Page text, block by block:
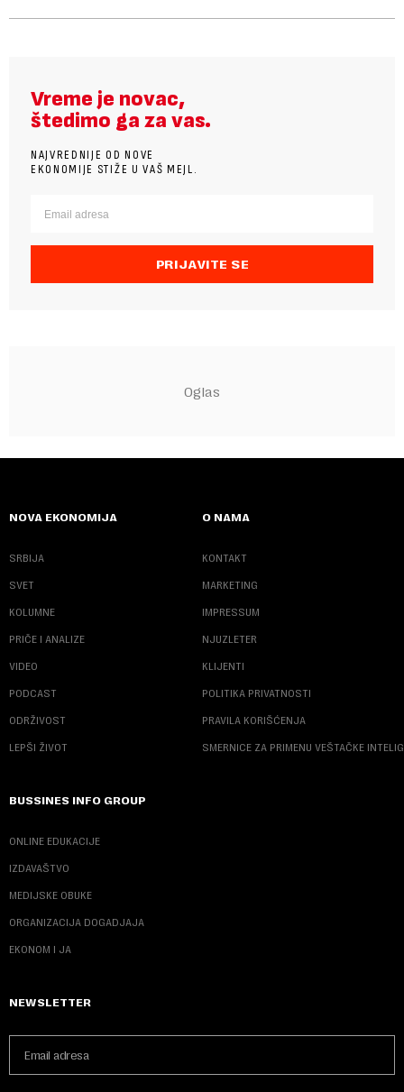
Vreme je novac,
štedimo ga za vas.
NAJVREDNIJE OD NOVE
EKONOMIJE STIŽE U VAŠ MEJL.
PRIJAVITE SE
NOVA EKONOMIJA
SRBIJA
SVET
KOLUMNE
PRIČE I ANALIZE
VIDEO
PODCAST
ODRŽIVOST
LEPŠI ŽIVOT
O NAMA
KONTAKT
MARKETING
IMPRESSUM
NJUZLETER
KLIJENTI
POLITIKA PRIVATNOSTI
PRAVILA KORIŠĆENJA
SMERNICE ZA PRIMENU VEŠTAČKE
BUSSINES INFO GROUP
ONLINE EDUKACIJE
IZDAVAŠTVO
MEDIJSKE OBUKE
ORGANIZACIJA DOGADJAJA
EKONOM I JA
NEWSLETTER